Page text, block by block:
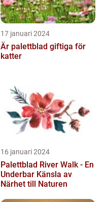
17 januari 2024
Är palettblad giftiga för
katter
16 januari 2024
Palettblad River Walk - En
Underbar Känsla av
Närhet till Naturen